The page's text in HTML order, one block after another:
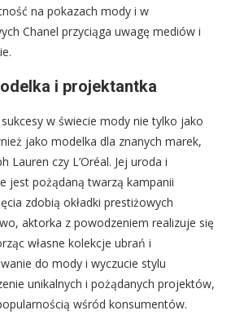
na pokazach mody i w
Chanel przyciąga uwagę mediów i
i projektantka
w świecie mody nie tylko jako
jako modelka dla znanych marek,
Lauren czy L’Oréal. Jej uroda i
jest pożądaną twarzą kampanii
zdobią okładki prestiżowych
aktorka z powodzeniem realizuje się
własne kolekcje ubrań i
do mody i wyczucie stylu
unikalnych i pożądanych projektów,
wśród konsumentów.